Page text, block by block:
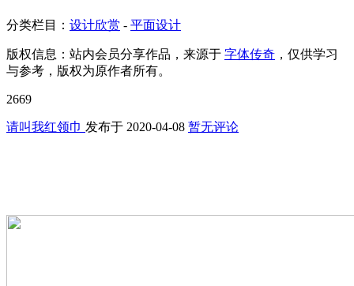
分类栏目： 设计欣赏 - 平面设计
版权信息： 站内会员分享作品，来源于 字体传奇 ，仅供学习
与参考，版权为原作者所有。
2669
请叫我红领巾 发布于 2020-04-08 暂无评论